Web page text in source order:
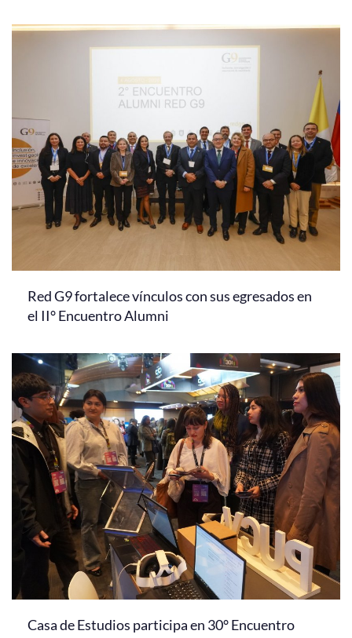
Red G9 fortalece vínculos con sus egresados en
el II° Encuentro Alumni
Casa de Estudios participa en 30° Encuentro